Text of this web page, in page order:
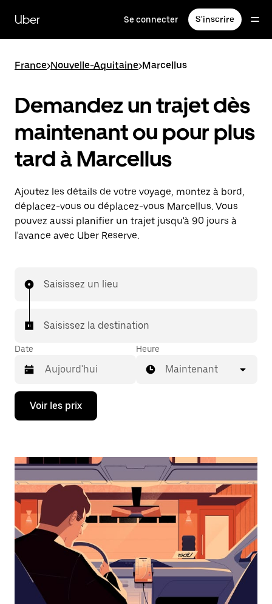
contenu
principal
Uber Se connecter S'inscrire
France>Nouvelle-Aquitaine>Marcellus
Demandez un trajet dès
maintenant ou pour plus
tard à Marcellus
Ajoutez les détails de votre voyage, montez à bord,
déplacez-vous ou déplacez-vous Marcellus. Vous
pouvez aussi planifier un trajet jusqu'à 90 jours à
l'avance avec Uber Reserve.
Saisissez un lieu
Saisissez la destination
Date
Appuyez
la
bas
ouvrir
le
calendrier
sélectionner
une
date.
Appuyez
sur
touche
Heure
Maintenant
Voir les prix